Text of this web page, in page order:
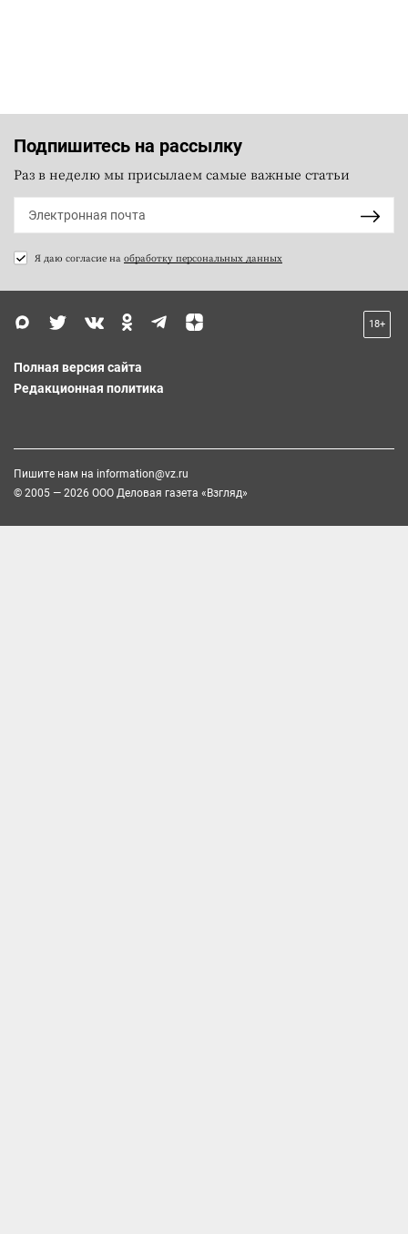
Подпишитесь на рассылку
Раз в неделю мы присылаем самые важные статьи
Я даю согласие на обработку персональных данных
18+
Полная версия сайта
Редакционная политика
Пишите нам на information@vz.ru
© 2005 — 2026 ООО Деловая газета «Взгляд»